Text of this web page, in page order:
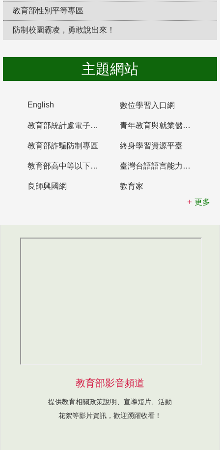
教育部性別平等專區
防制校園霸凌，勇敢說出來！
主題網站
English 數位學習入口網
教育部統計處電子書櫃 青年教育與就業儲蓄帳戶
教育部詐騙防制專區 終身學習資源平臺
教育部高中等以下學校及幼兒園教師資格檢定考試 臺灣台語語言能力認證網站
良師興國網
教育家
更多
教育部影音頻道
提供教育相關政策說明、宣導短片、活動
花絮等影片資訊，歡迎踴躍收看！